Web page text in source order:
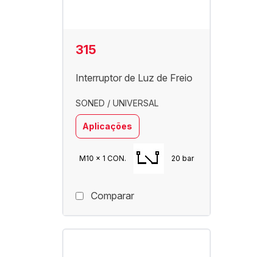
315
Interruptor de Luz de Freio
SONED / UNIVERSAL
Aplicações
M10 x 1 CON. 20 bar
Comparar